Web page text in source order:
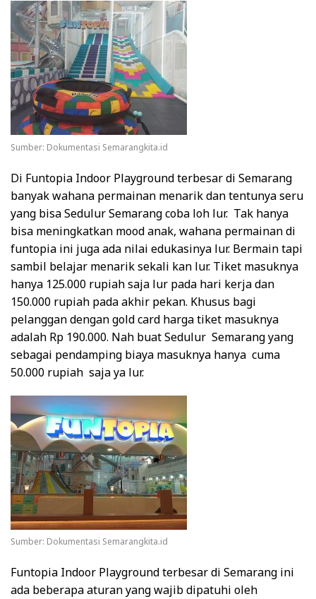
Sumber: Dokumentasi Semarangkita.id
Di Funtopia Indoor Playground terbesar di Semarang
banyak wahana permainan menarik dan tentunya seru
yang bisa Sedulur Semarang coba loh lur. Tak hanya
bisa meningkatkan mood anak, wahana permainan di
funtopia ini juga ada nilai edukasinya lur. Bermain tapi
sambil belajar menarik sekali kan lur. Tiket masuknya
hanya 125.000 rupiah saja lur pada hari kerja dan
150.000 rupiah pada akhir pekan. Khusus bagi
pelanggan dengan gold card harga tiket masuknya
adalah Rp 190.000. Nah buat Sedulur Semarang yang
sebagai pendamping biaya masuknya hanya cuma
50.000 rupiah saja ya lur.
Sumber: Dokumentasi Semarangkita.id
Funtopia Indoor Playground terbesar di Semarang ini
ada beberapa aturan yang wajib dipatuhi oleh